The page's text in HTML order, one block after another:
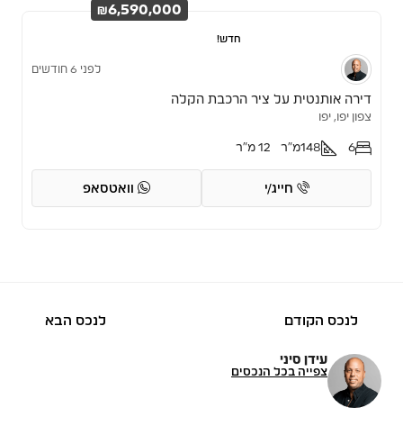
חדש!
₪6,590,000
לפני 6 חודשים
דירה אותנטית על ציר הרכבת הקלה
צפון יפו, יפו
6
148מ"ר 12 מ"ר
חייג/י וואטסאפ
לנכס הקודם לנכס הבא
עידן סיני
צפייה בכל הנכסים